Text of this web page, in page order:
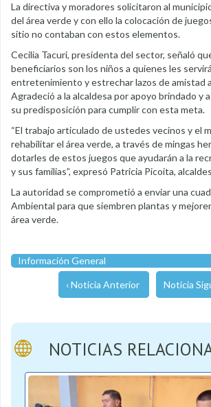
La directiva y moradores solicitaron al
del área verde y con ello la colocación de
sitio no contaban con estos elementos.
Cecilia Tacuri, presidenta del sector, señaló
beneficiarios son los niños a quienes les
entretenimiento y estrechar lazos de amistad
Agradeció a la alcaldesa por apoyo brindado y
su predisposición para cumplir con esta meta.
“El trabajo articulado de ustedes vecinos y el
rehabilitar el área verde, a través de mingas
dotarles de estos juegos que ayudarán a la
y sus familias”, expresó Patricia Picoita,
La autoridad se comprometió a enviar una
Ambiental para que siembren plantas y
área verde.
Información General
‹ Noticia Anterior Noticia
NOTICIAS